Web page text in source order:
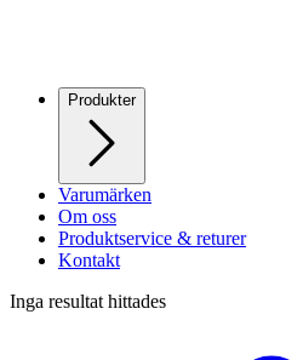
Produkter
Varumärken
Om oss
Produktservice & returer
Kontakt
Inga resultat hittades